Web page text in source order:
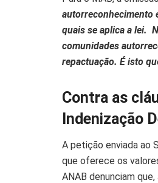
autorreconhecimento
quais se aplica a lei.
comunidades
repactuação. É isto
Contra as
Indenização
A petição enviada ao
que oferece os
ANAB denunciam